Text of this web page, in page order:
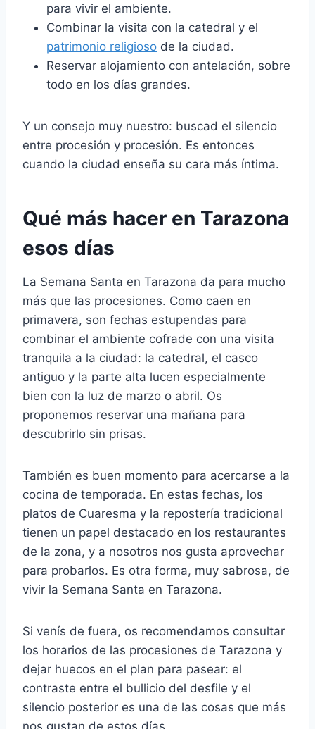
para vivir el ambiente.
Combinar la visita con la catedral y el
patrimonio religioso de la ciudad.
Reservar alojamiento con antelación, sobre
todo en los días grandes.
Y un consejo muy nuestro: buscad el silencio
entre procesión y procesión. Es entonces
cuando la ciudad enseña su cara más íntima.
Qué más hacer en Tarazona
esos días
La Semana Santa en Tarazona da para mucho
más que las procesiones. Como caen en
primavera, son fechas estupendas para
combinar el ambiente cofrade con una visita
tranquila a la ciudad: la catedral, el casco
antiguo y la parte alta lucen especialmente
bien con la luz de marzo o abril. Os
proponemos reservar una mañana para
descubrirlo sin prisas.
También es buen momento para acercarse a la
cocina de temporada. En estas fechas, los
platos de Cuaresma y la repostería tradicional
tienen un papel destacado en los restaurantes
de la zona, y a nosotros nos gusta aprovechar
para probarlos. Es otra forma, muy sabrosa, de
vivir la Semana Santa en Tarazona.
Si venís de fuera, os recomendamos consultar
los horarios de las procesiones de Tarazona y
dejar huecos en el plan para pasear: el
contraste entre el bullicio del desfile y el
silencio posterior es una de las cosas que más